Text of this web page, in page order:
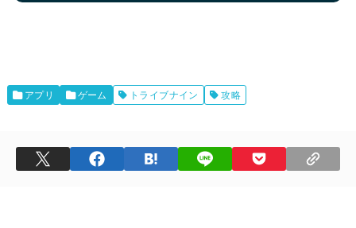
アプリ ゲーム トライブナイン 攻略